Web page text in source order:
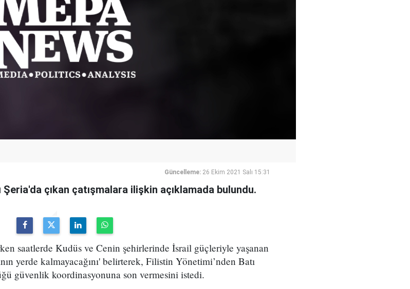
Güncelleme: 26 Ekim 2021 Salı 15:31
çıkan çatışmalara ilişkin açıklamada bulundu.
saatlerde Kudüs ve Cenin şehirlerinde İsrail güçleriyle yaşanan
yerde kalmayacağını' belirterek, Filistin Yönetimi’nden Batı
güvenlik koordinasyonuna son vermesini istedi.